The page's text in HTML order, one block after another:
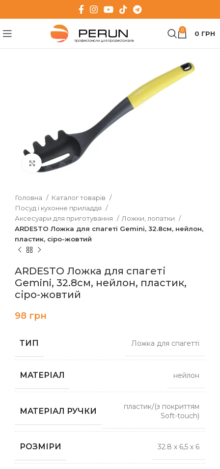
0 0 ГРН
Клацніть, щоб збільшити
Головна
Каталог товарів
Посуд і кухонне приладдя
Аксесуари для приготування
Ложки, лопатки
ARDESTO Ложка для спагеті Gemini, 32.8см, нейлон,
пластик, сіро-жовтий
ARDESTO Ложка для спагеті
Gemini, 32.8см, нейлон, пластик,
сіро-жовтий
98 грн
ТИП Ложка для спагетті
МАТЕРІАЛ нейлон
МАТЕРІАЛ РУЧКИ
пластик/(з покриттям
Soft-touch)
РОЗМІРИ 32.8 х 6,5 х 6